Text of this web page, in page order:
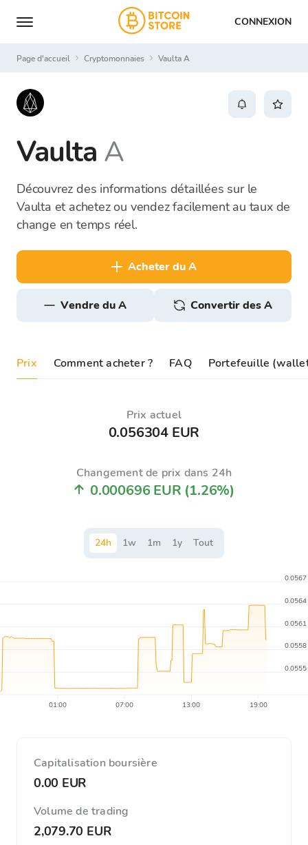
CONNEXION
Page d'accueil Cryptomonnaies Vaulta A
Vaulta A
Découvrez des informations détaillées sur le
Vaulta et achetez ou vendez facilement au taux de
change en temps réel.
acheter du A
vendre du A Convertir des A
Prix Comment acheter ? FAQ Portefeuille
Prix ​​actuel
0.056304 EUR
Changement de prix dans 24h
0.000696 EUR (1.26%)
24h 1w 1m 1y Tout
01:00 07:00 13:00 19:00
0.0555
0.0558
0.0561
0.0564
0.0567
Capitalisation boursière
0.00 EUR
Volume de trading
2,079.70 EUR